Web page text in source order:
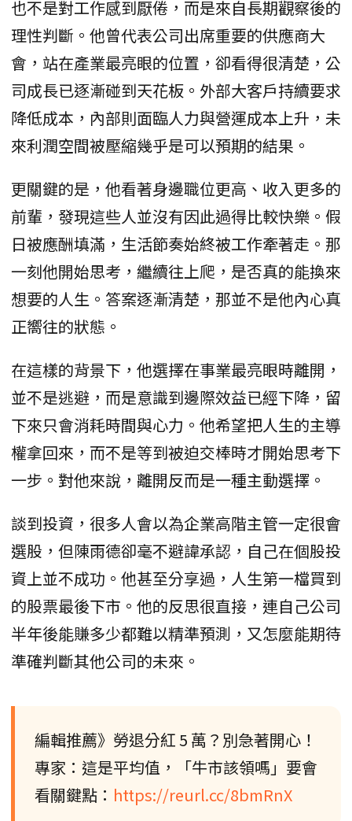
也不是對工作感到厭倦，而是來自長期觀察後的
理性判斷。他曾代表公司出席重要的供應商大
會，站在產業最亮眼的位置，卻看得很清楚，公
司成長已逐漸碰到天花板。外部大客戶持續要求
降低成本，內部則面臨人力與營運成本上升，未
來利潤空間被壓縮幾乎是可以預期的結果。
更關鍵的是，他看著身邊職位更高、收入更多的
前輩，發現這些人並沒有因此過得比較快樂。假
日被應酬填滿，生活節奏始終被工作牽著走。那
一刻他開始思考，繼續往上爬，是否真的能換來
想要的人生。答案逐漸清楚，那並不是他內心真
正嚮往的狀態。
在這樣的背景下，他選擇在事業最亮眼時離開，
並不是逃避，而是意識到邊際效益已經下降，留
下來只會消耗時間與心力。他希望把人生的主導
權拿回來，而不是等到被迫交棒時才開始思考下
一步。對他來說，離開反而是一種主動選擇。
談到投資，很多人會以為企業高階主管一定很會
選股，但陳雨德卻毫不避諱承認，自己在個股投
資上並不成功。他甚至分享過，人生第一檔買到
的股票最後下市。他的反思很直接，連自己公司
半年後能賺多少都難以精準預測，又怎麼能期待
準確判斷其他公司的未來。
編輯推薦》勞退分紅 5 萬？別急著開心！
專家：這是平均值，「牛市該領嗎」要會
看關鍵點： https://reurl.cc/8bmRnX